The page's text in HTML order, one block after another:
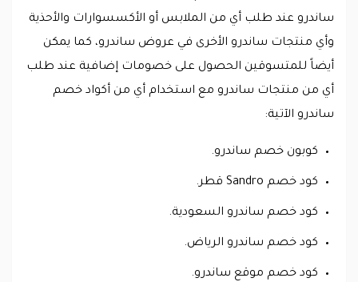
ساندرو عند طلب أي من الملابس أو الأكسسوارات والأحذية
وأي منتجات ساندرو الأخرى في عروض ساندرو، كما يمكن
أيضاً للمتسوقين الحصول على خصومات إضافية عند طلب
أي من منتجات ساندرو مع استخدام أي من أكواد خصم
ساندرو الآتية:
كوبون خصم ساندرو.
كود خصم Sandro قطر.
كود خصم ساندرو السعودية.
كود خصم ساندرو الرياض.
كود خصم موقع ساندرو.